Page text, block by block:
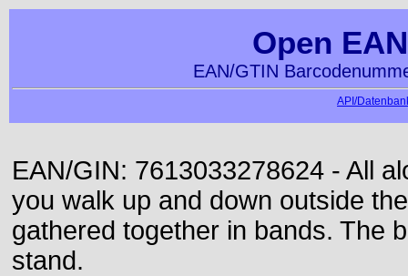
Open
EAN/GTIN
API/
EAN/GIN: 7613033278624 - All
you walk up and down outside
gathered together in bands. The
stand.